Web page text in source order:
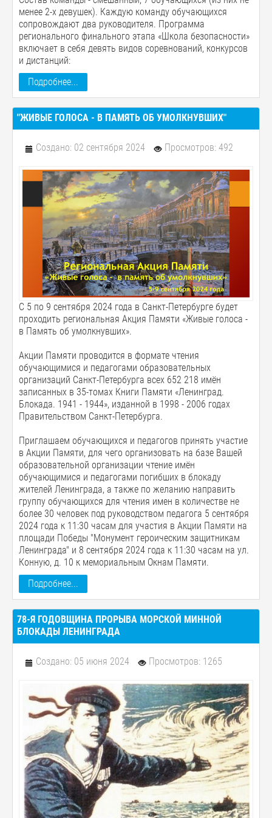
менее 2-х девушек). Каждую команду обучающихся
сопровождают два руководителя. Программа
регионального финального этапа «Школа безопасности»
включает в себя девять видов соревнований, конкурсов
и дистанций:
Подробнее...
"ЖИВЫЕ ГОЛОСА - В ПАМЯТЬ ОБ УМОЛКНУВШИХ"
Создано: 02 сентября 2024 Просмотров: 492
С 5 по 9 сентября 2024 года в Санкт-Петербурге будет
проходить региональная Акция Памяти «Живые голоса -
в Память об умолкнувших».
Акции Памяти проводится в формате чтения
обучающимися и педагогами образовательных
организаций Санкт-Петербурга всех 652 218 имён
записанных в 35-томах Книги Памяти «Ленинград.
Блокада. 1941 - 1944», изданной в 1998 - 2006 годах
Правительством Санкт-Петербурга.
Приглашаем обучающихся и педагогов принять участие
в Акции Памяти, для чего организовать на базе Вашей
образовательной организации чтение имён
обучающимися и педагогами погибших в блокаду
жителей Ленинграда, а также по желанию направить
группу обучающихся для чтения имен в количестве не
более 30 человек под руководством педагога 5 сентября
2024 года к 11:30 часам для участия в Акции Памяти на
площади Победы "Монумент героическим защитникам
Ленинграда" и 8 сентября 2024 года к 11:30 часам на ул.
Конную, д. 10 к мемориальным Окнам Памяти.
Подробнее...
78-Я ГОДОВЩИНА ПРОРЫВА МОРСКОЙ МИННОЙ
БЛОКАДЫ ЛЕНИНГРАДА
Создано: 05 июня 2024 Просмотров: 1265